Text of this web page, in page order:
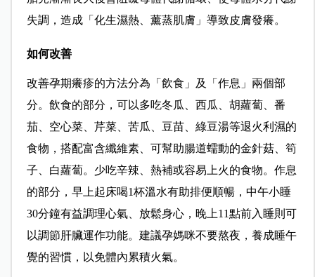
失調，造成「化生濕熱、薰蒸肌膚」導致皮膚發癢。
如何改善
改善孕期癢疹的方法分為「飲食」及「作息」兩個部
分。飲食的部分，可以多吃冬瓜、西瓜、胡蘿蔔、番
茄、空心菜、芹菜、苦瓜、豆苗、綠豆湯等退火利濕的
食物，搭配富含纖維素、可幫助腸道蠕動的金針菇、筍
子、白蘿蔔。少吃辛辣、熱補或容易上火的食物。作息
的部分，早上起床喝1杯溫水有助排便順暢，中午小睡
30分鐘有益調理心氣、放鬆身心，晚上11點前入睡則可
以調節肝臟運作功能。建議孕媽咪不要熬夜，養成睡午
覺的習慣，以免體內累積火氣。